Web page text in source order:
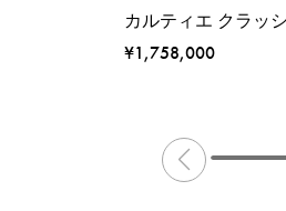
カルティエ クラッ
¥1,758,000